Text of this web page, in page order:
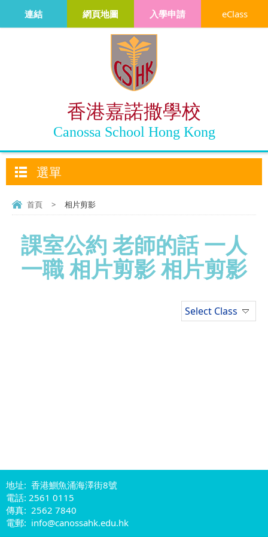
香港嘉諾撒學校
Canossa School Hong Kong
連結 網頁地圖 入學申請 eClass
選單
首頁 > 相片剪影
課室公約 老師的話 一人
一職 相片剪影 相片剪影
Select Class
地址: 香港鰂魚涌海澤街8號
電話: 2561 0115
傳真: 2562 7840
電郵: info@canossahk.edu.hk